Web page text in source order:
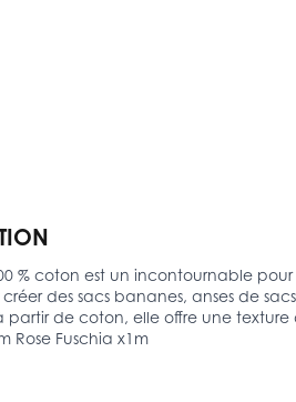
% coton est un incontournable
des sacs bananes, anses de
partir de coton, elle offre une
Rose Fuschia x1m